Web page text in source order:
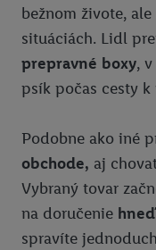
bežnom živote,
situáciách. Lidl
prepravné boxy,
psík počas cesty k
Podobne ako iné
obchode, aj
Vybraný tovar
na doručenie
spravíte